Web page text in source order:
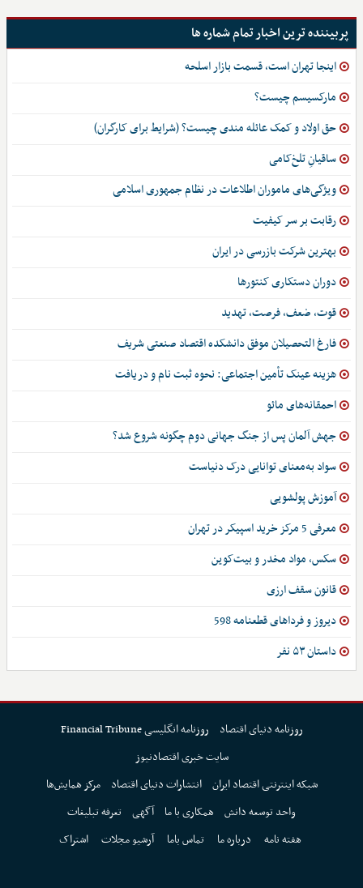
پربیننده ترین اخبار تمام شماره ها
اینجا تهران است، قسمت بازار اسلحه
مارکسیسم چیست؟
حق اولاد و کمک عائله مندی چیست؟ (شرایط برای کارگران)
ساقیانِ تلخ‌کامی
ویژگی‌های ماموران اطلاعات در نظام جمهوری اسلامی
رقابت بر سر کیفیت
بهترین شرکت بازرسی در ایران
دوران دستکاری کنتورها
قوت، ضعف، فرصت، تهدید
فارغ التحصیلان موفق دانشکده اقتصاد صنعتی شریف
هزینه عینک تأمین اجتماعی: نحوه ثبت نام و دریافت
احمقانه‌های مائو
جهش آلمان پس از جنگ جهانی دوم چگونه شروع شد؟
سواد به‌معنای توانایی درک دنیاست
آموزش پولشویی
معرفی 5 مرکز خرید اسپیکر در تهران
سکس، مواد مخدر و بیت‌کوین
قانون سقف ارزی
دیروز و فرداهای قطعنامه 598
داستان ۵۳ نفر
روزنامه دنیای اقتصاد
روزنامه انگلیسی Financial Tribune
سایت خبری اقتصادنیوز
شبکه اینترنتی اقتصاد ایران انتشارات دنیای اقتصاد
مرکز همایش‌ها
واحد توسعه دانش همکاری با ما آگهی تعرفه تبلیغات
هفته نامه
درباره ما تماس باما آرشیو مجلات اشتراک